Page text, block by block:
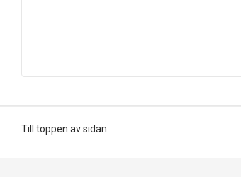
Till toppen av sidan